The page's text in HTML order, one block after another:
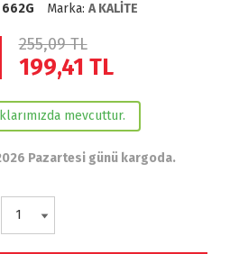
662G Marka: A KALİTE
255,09 TL
199,41 TL
mevcuttur.
Pazartesi günü kargoda.